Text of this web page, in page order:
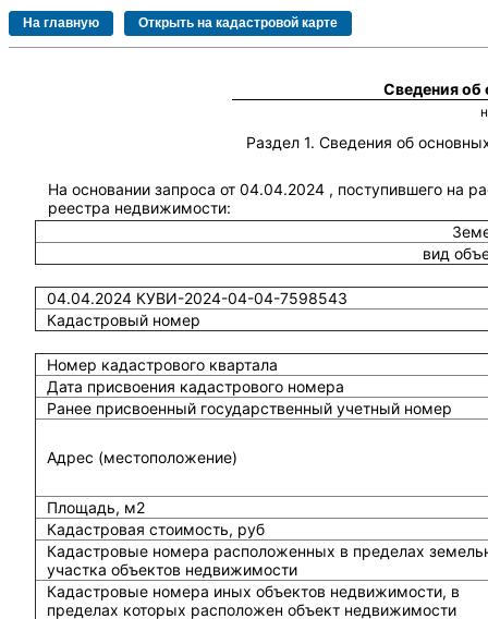
Сведения
Раздел 1. Сведения об
На основании запроса от 04.04.2024 , поступившего на
реестра недвижимости:
вид
04.04.2024 КУВИ-2024-04-04-7598543
Кадастровый номер
Номер кадастрового квартала
Дата присвоения кадастрового номера
Ранее присвоенный государственный учетный номер
Адрес (местоположение)
Площадь, м2
Кадастровая стоимость, руб
Кадастровые номера расположенных в пределах
участка объектов недвижимости
Кадастровые номера иных объектов недвижимости, в
пределах которых расположен объект недвижимости